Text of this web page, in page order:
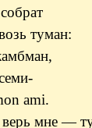
туман:
ami.
мне —